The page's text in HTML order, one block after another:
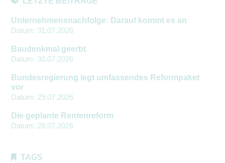
Unternehmensnachfolge: Darauf kommt es an
Datum: 31.07.2026
Baudenkmal geerbt
Datum: 30.07.2026
Bundesregierung legt umfassendes Reformpaket
vor
Datum: 29.07.2026
Die geplante Rentenreform
Datum: 28.07.2026
TAGS